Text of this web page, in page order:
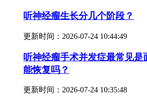
听神经瘤生长分几个阶段？
更新时间： 2026-07-24 10:44:49
听神经瘤手术并发症最常见是
能恢复吗？
更新时间： 2026-07-24 10:35:48